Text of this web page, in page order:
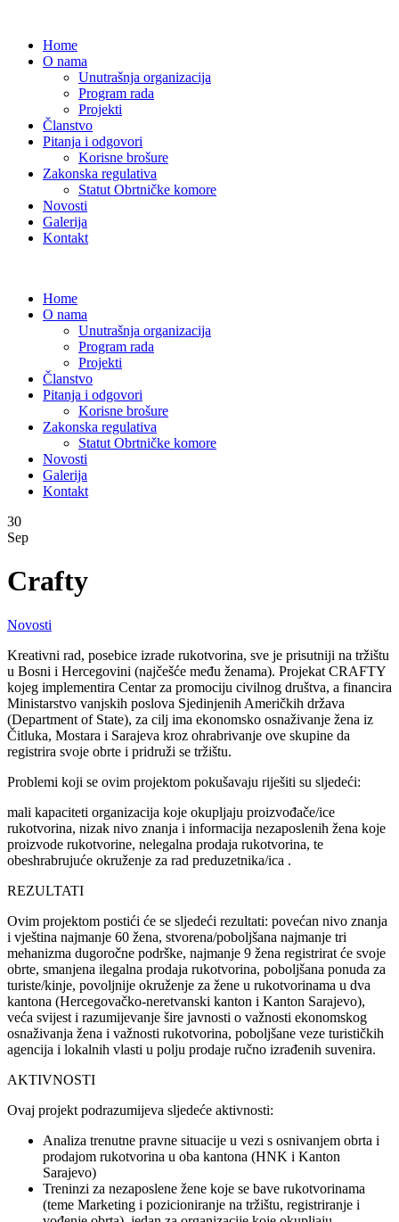
Home
O nama
Unutrašnja organizacija
Program rada
Projekti
Članstvo
Pitanja i odgovori
Korisne brošure
Zakonska regulativa
Statut Obrtničke komore
Novosti
Galerija
Kontakt
Home
O nama
Unutrašnja organizacija
Program rada
Projekti
Članstvo
Pitanja i odgovori
Korisne brošure
Zakonska regulativa
Statut Obrtničke komore
Novosti
Galerija
Kontakt
30
Sep
Crafty
Novosti
Kreativni rad, posebice izrade rukotvorina, sve je prisutniji na tržištu
u Bosni i Hercegovini (najčešće među ženama). Projekat CRAFTY
kojeg implementira Centar za promociju civilnog društva, a financira
Ministarstvo vanjskih poslova Sjedinjenih Američkih država
(Department of State), za cilj ima ekonomsko osnaživanje žena iz
Čitluka, Mostara i Sarajeva kroz ohrabrivanje ove skupine da
registrira svoje obrte i pridruži se tržištu.
Problemi koji se ovim projektom pokušavaju riješiti su sljedeći:
mali kapaciteti organizacija koje okupljaju proizvođače/ice
rukotvorina, nizak nivo znanja i informacija nezaposlenih žena koje
proizvode rukotvorine, nelegalna prodaja rukotvorina, te
obeshrabrujuće okruženje za rad preduzetnika/ica .
REZULTATI
Ovim projektom postići će se sljedeći rezultati: povećan nivo znanja
i vještina najmanje 60 žena, stvorena/poboljšana najmanje tri
mehanizma dugoročne podrške, najmanje 9 žena registrirat će svoje
obrte, smanjena ilegalna prodaja rukotvorina, poboljšana ponuda za
turiste/kinje, povoljnije okruženje za žene u rukotvorinama u dva
kantona (Hercegovačko-neretvanski kanton i Kanton Sarajevo),
veća svijest i razumijevanje šire javnosti o važnosti ekonomskog
osnaživanja žena i važnosti rukotvorina, poboljšane veze turističkih
agencija i lokalnih vlasti u polju prodaje ručno izrađenih suvenira.
AKTIVNOSTI
Ovaj projekt podrazumijeva sljedeće aktivnosti:
Analiza trenutne pravne situacije u vezi s osnivanjem obrta i
prodajom rukotvorina u oba kantona (HNK i Kanton
Sarajevo)
Treninzi za nezaposlene žene koje se bave rukotvorinama
(teme Marketing i pozicioniranje na tržištu, registriranje i